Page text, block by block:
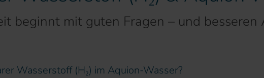
beginnt mit guten Fragen – und
Wasserstoff (H₂) im Aquion-Wasser?